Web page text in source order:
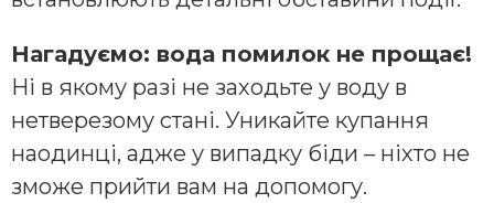
Нагадуємо: вода помилок не прощає!
Ні в якому разі не заходьте у воду в
нетверезому стані. Уникайте купання
наодинці, адже у випадку біди – ніхто не
зможе прийти вам на допомогу.